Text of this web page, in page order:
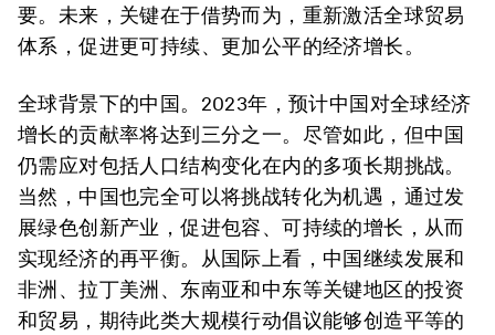
要。未来，关键在于借势而为，重新激活全球贸易
体系，促进更可持续、更加公平的经济增长。
全球背景下的中国。 2023年，预计中国对全球经济
增长的贡献率将达到三分之一。尽管如此，但中国
仍需应对包括人口结构变化在内的多项长期挑战。
当然，中国也完全可以将挑战转化为机遇，通过发
展绿色创新产业，促进包容、可持续的增长，从而
实现经济的再平衡。从国际上看，中国继续发展和
非洲、拉丁美洲、东南亚和中东等关键地区的投资
和贸易，期待此类大规模行动倡议能够创造平等的